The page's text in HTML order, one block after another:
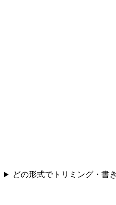
どの形式でトリミング・書